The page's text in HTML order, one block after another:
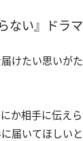
ない』ドラ
けたい思いが
か相手に伝え
届いてほしい